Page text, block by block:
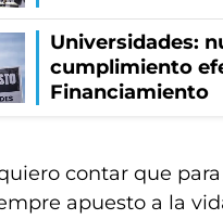
Universidades:
cumplimiento
Financiamiento
quiero contar que
apuesto a la